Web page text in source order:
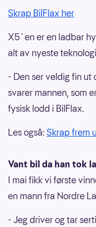
Skrap BilFlax her
X5`en er en ladbar
alt av nyeste
- Den ser veldig fin ut
svarer mannen, som
fysisk lodd i BilFlax.
Les også: Skrap frem
Vant bil da han tok
I mai fikk vi første
en mann fra Nordre
- Jeg driver og tar